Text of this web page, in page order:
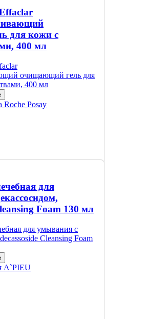
для кожи с
400 мл
Roche Posay
для
Foam 130 мл
A`PIEU